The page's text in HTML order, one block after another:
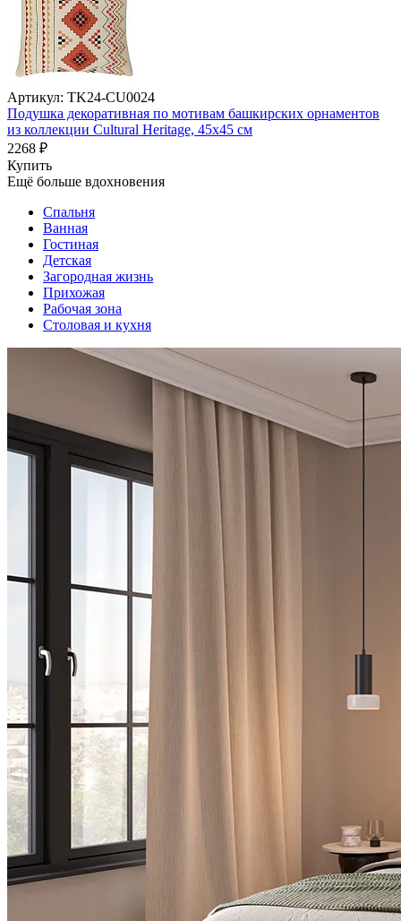
Артикул: TK24-CU0024
Подушка декоративная по мотивам башкирских орнаментов
из коллекции Cultural Heritage, 45х45 см
2268 ₽
Купить
Ещё больше вдохновения
Спальня
Ванная
Гостиная
Детская
Загородная жизнь
Прихожая
Рабочая зона
Столовая и кухня